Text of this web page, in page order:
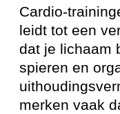
Cardio-
leidt tot een
dat je lichaam
spieren en
merken vaak